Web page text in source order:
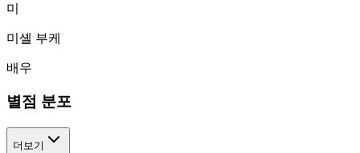
미
미셸 부케
배우
별점 분포
더보기